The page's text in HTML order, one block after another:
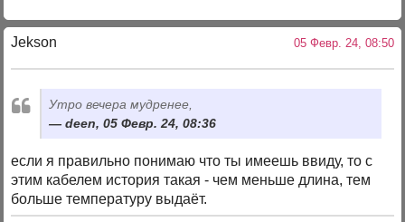
Jekson 05 Февр. 24, 08:50
Утро вечера мудренее,
deen, 05 Февр. 24, 08:36
если я правильно понимаю что ты имеешь ввиду, то с
этим кабелем история такая - чем меньше длина, тем
больше температуру выдаёт.